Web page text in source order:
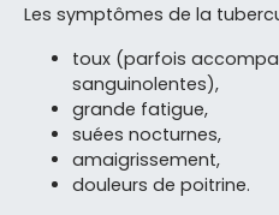
Les symptômes de la
toux (parfois
sanguinolentes),
grande fatigue,
suées nocturnes,
amaigrissement,
douleurs de poitrine.